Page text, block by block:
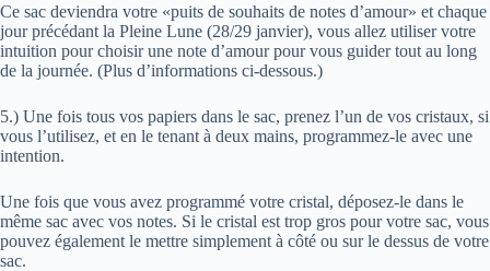
Ce sac deviendra votre «puits de souhaits de notes d’amour» et chaque
jour précédant la Pleine Lune (28/29 janvier), vous allez utiliser votre
intuition pour choisir une note d’amour pour vous guider tout au long
de la journée. (Plus d’informations ci-dessous.)
5.) Une fois tous vos papiers dans le sac, prenez l’un de vos cristaux, si
vous l’utilisez, et en le tenant à deux mains, programmez-le avec une
intention.
Une fois que vous avez programmé votre cristal, déposez-le dans le
même sac avec vos notes. Si le cristal est trop gros pour votre sac, vous
pouvez également le mettre simplement à côté ou sur le dessus de votre
sac.